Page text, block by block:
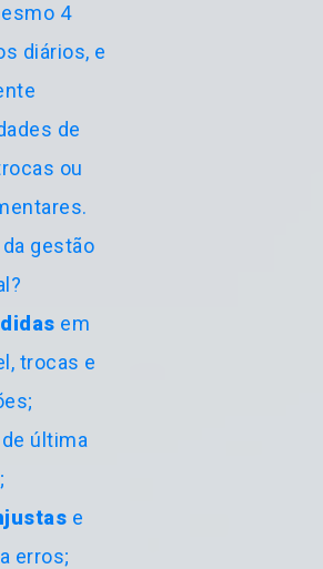
4
diários, e
de
ou
da gestão
em
trocas e
de última
e
erros;